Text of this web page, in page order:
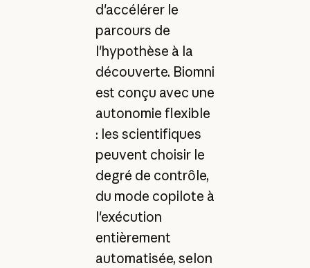
d'accélérer le
parcours de
l'hypothèse à la
découverte. Biomni
est conçu avec une
autonomie flexible
: les scientifiques
peuvent choisir le
degré de contrôle,
du mode copilote à
l'exécution
entièrement
automatisée, selon